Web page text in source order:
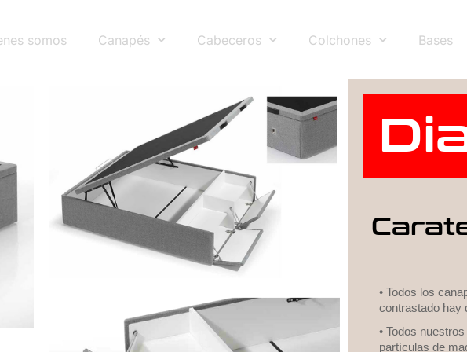
somos Canapés Cabeceros Colchones Bases
• Todos los
contrastado hay
• Todos
partículas de